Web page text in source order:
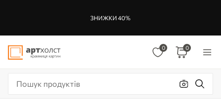
ЗНИЖКИ 40%
0 0